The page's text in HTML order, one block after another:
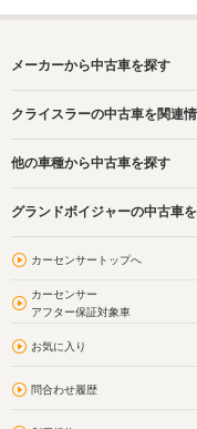
メーカーから中古車を探す
クライスラーの中古車を関連
他の車種から中古車を探す
グランドボイジャーの中古車
カーセンサートップへ
カーセンサー
アフター保証対象車
お気に入り
問合わせ履歴